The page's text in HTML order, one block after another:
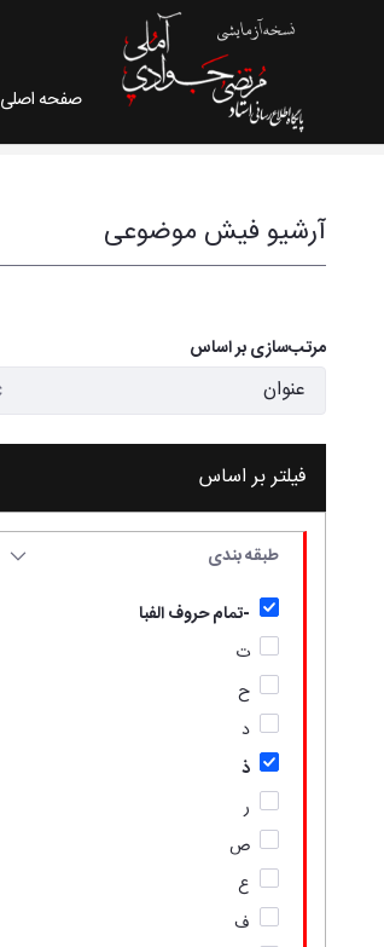
صفحه اصلی
آرشیو فیش موضوعی
مرتب‌سازی بر اساس
فیلتر بر اساس
طبقه بندی
-تمام حروف الفبا
ت
ح
د
ذ
ر
ص
ع
ف